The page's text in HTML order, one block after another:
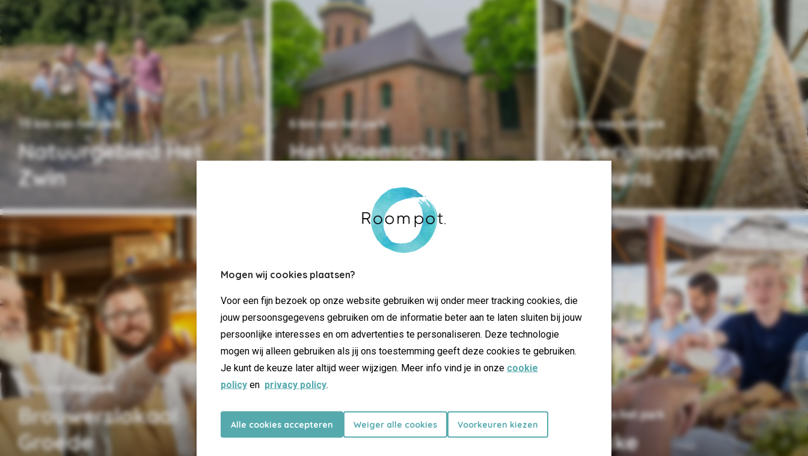
Mogen wij cookies plaatsen?
Voor een fijn bezoek op onze website gebruiken wij onder meer tracking cookies, die
jouw persoonsgegevens gebruiken om de informatie beter aan te laten sluiten bij jouw
persoonlijke interesses en om advertenties te personaliseren. Deze technologie
mogen wij alleen gebruiken als jij ons toestemming geeft deze cookies te gebruiken.
Je kunt de keuze later altijd weer wijzigen. Meer info vind je in onze cookie
policy en privacy policy.
Alle cookies accepteren Weiger alle cookies Voorkeuren kiezen
Natuurgebied Het
Zwin
15 km van het park
Het Vlaemsche
6 km van het park
Visserijmuseum
Breskens
13 km van het park
Brouwerslokaal
Groede
7 km van het park
Boudewijn Sea Park
31 km van het park
Knokke
15 km van het park